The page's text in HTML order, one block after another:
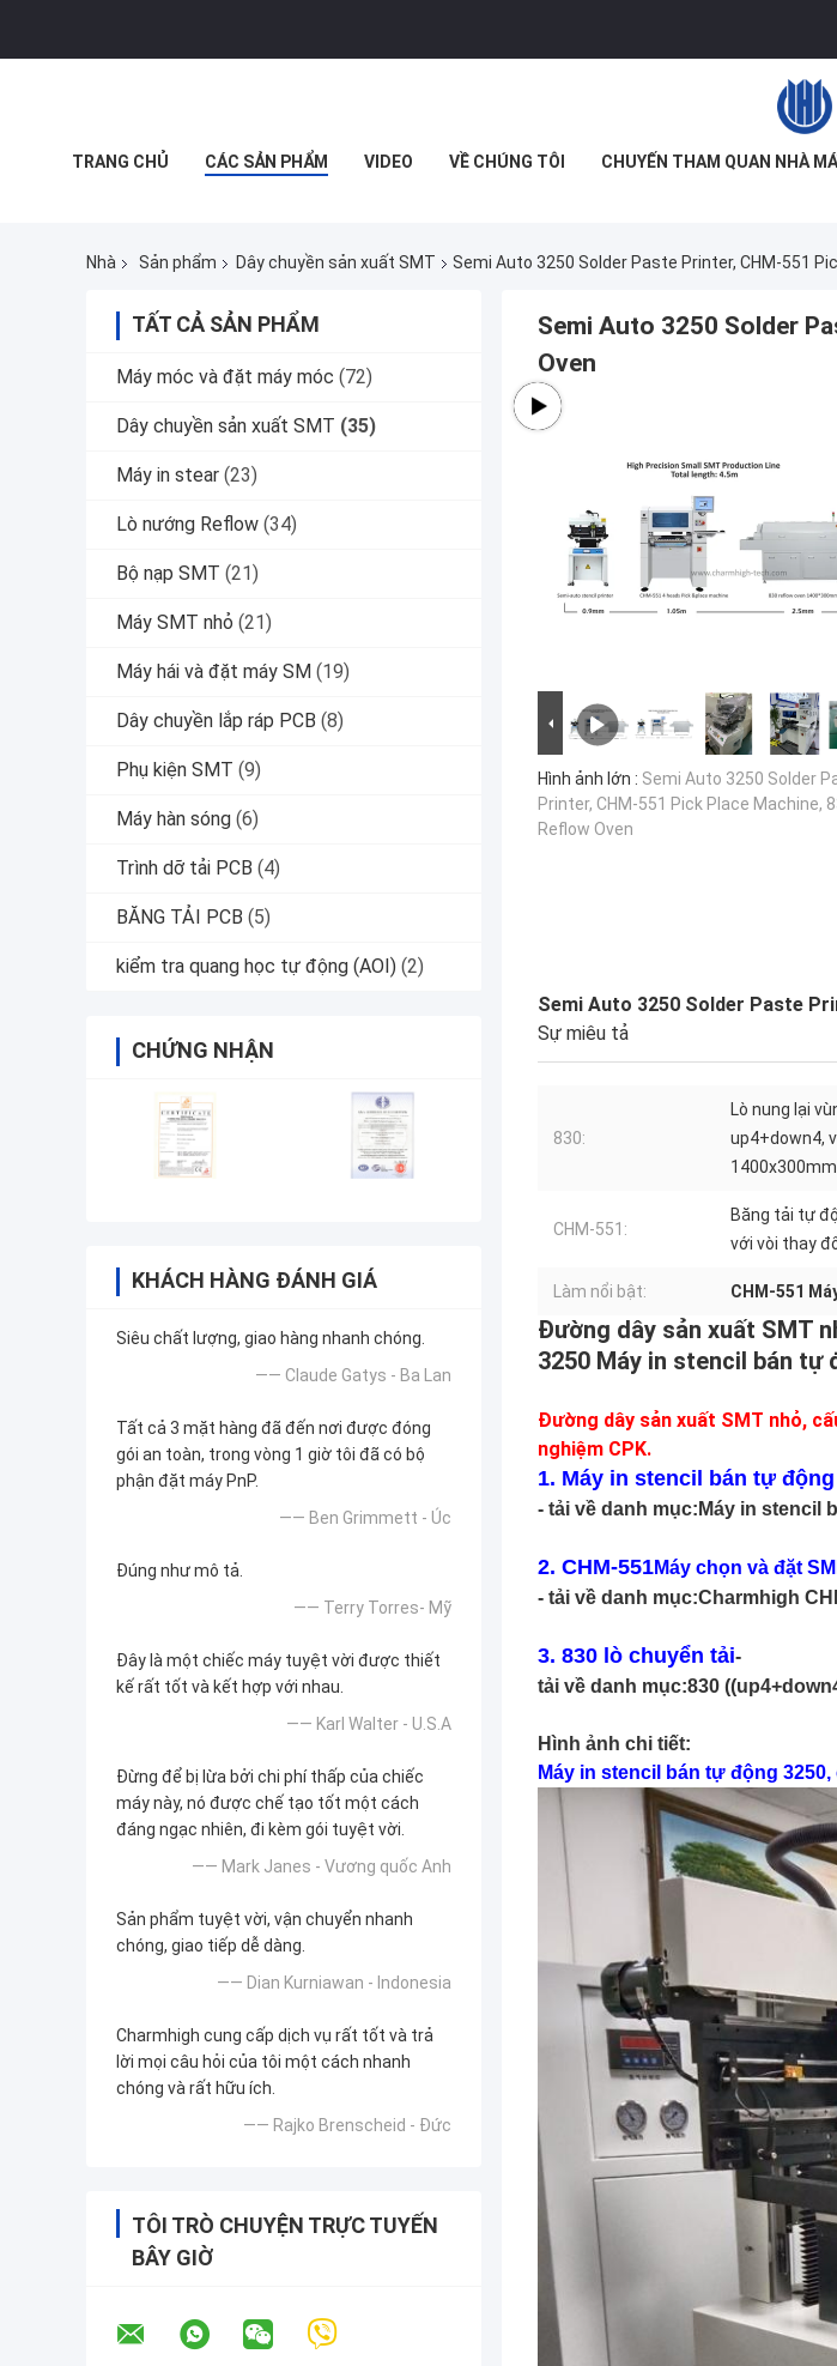
TRANG CHỦ CÁC SẢN PHẨM VIDEO VỀ CHÚNG TÔI CHUYẾN THAM QUAN NHÀ
Nhà Sản phẩm Dây chuyền sản xuất SMT Semi Auto 3250 Solder Paste Printer, CHM-551
TẤT CẢ SẢN PHẨM
Máy móc và đặt máy móc (72)
Dây chuyền sản xuất SMT (35)
Máy in stear (23)
Lò nướng Reflow (34)
Bộ nạp SMT (21)
Máy SMT nhỏ (21)
Máy hái và đặt máy SM (19)
Dây chuyền lắp ráp PCB (8)
Phụ kiện SMT (9)
Máy hàn sóng (6)
Trình dỡ tải PCB (4)
BĂNG TẢI PCB (5)
kiểm tra quang học tự động (AOI) (2)
CHỨNG NHẬN
KHÁCH HÀNG ĐÁNH GIÁ
Siêu chất lượng, giao hàng nhanh chóng.
—— Claude Gatys - Ba Lan
Tất cả 3 mặt hàng đã đến nơi được đóng
gói an toàn, trong vòng 1 giờ tôi đã có bộ
phận đặt máy PnP.
—— Ben Grimmett - Úc
Đúng như mô tả.
—— Terry Torres- Mỹ
Đây là một chiếc máy tuyệt vời được thiết
kế rất tốt và kết hợp với nhau.
—— Karl Walter - U.S.A
Đừng để bị lừa bởi chi phí thấp của chiếc
máy này, nó được chế tạo tốt một cách
đáng ngạc nhiên, đi kèm gói tuyệt vời.
—— Mark Janes - Vương quốc Anh
Sản phẩm tuyệt vời, vận chuyển nhanh
chóng, giao tiếp dễ dàng.
—— Dian Kurniawan - Indonesia
Charmhigh cung cấp dịch vụ rất tốt và trả
lời mọi câu hỏi của tôi một cách nhanh
chóng và rất hữu ích.
—— Rajko Brenscheid - Đức
TÔI TRÒ CHUYỆN TRỰC TUYẾN
BÂY GIỜ
Semi Auto 3250 Solder
Oven
Hình ảnh lớn : Semi Auto 3250 Solder
Printer, CHM-551 Pick Place Machine,
Reflow Oven
Semi Auto 3250 Solder Paste
Sự miêu tả
830:
Lò nung lại
up4+down4,
1400x300mm
CHM-551:
Băng tải tự
với vòi thay
Làm nổi bật: CHM-551
Đường dây sản xuất SMT
3250 Máy in stencil bán tự
Đường dây sản xuất SMT nhỏ,
nghiệm CPK.
1. Máy in stencil bán tự động
- tải về danh mục: Máy in stencil
2. CHM-551Máy chọn và đặt
- tải về danh mục:Charmhigh
3. 830 lò chuyển tải-
tải về danh mục:830
Hình ảnh chi tiết:
Máy in stencil bán tự động